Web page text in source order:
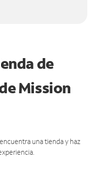
de
Mission
una tienda y haz